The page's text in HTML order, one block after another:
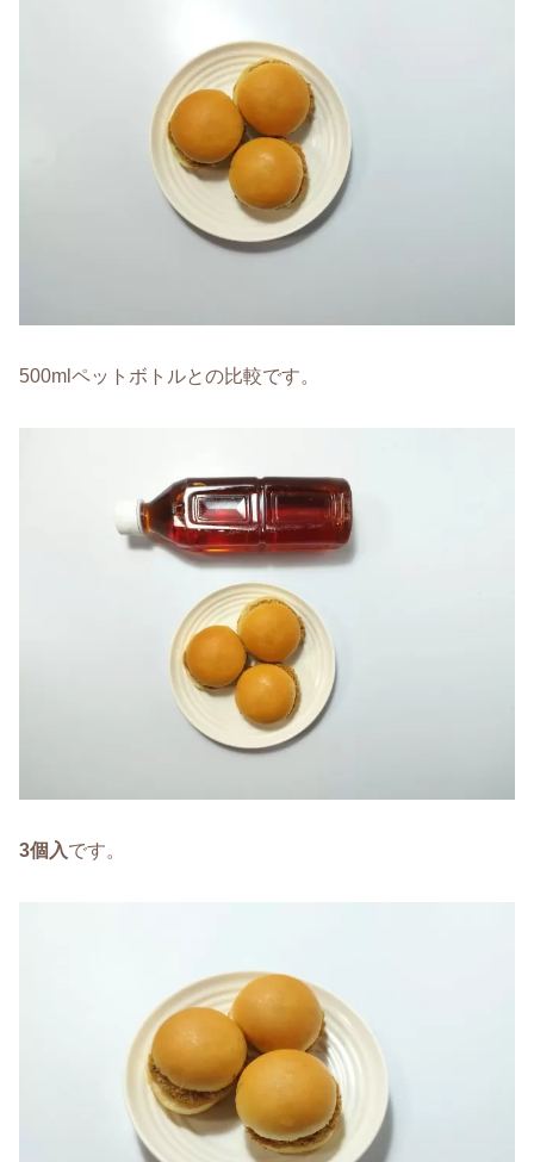
500mlペットボトルとの比較です。
3個入です。